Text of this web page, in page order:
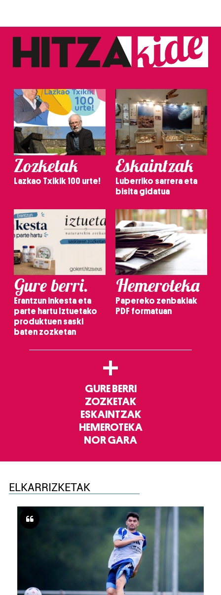
Zozketak
Lazkao Txikik 100 urte!
Eskaintzak
Luberriko sarrera eta
bisita gidatua
Gure berri.
Erantzun inkesta eta
parte hartu Iztuetako
produktuen saski
baten zozketan
Hemeroteka
Papereko zenbakiak
PDF formatuan
+
GURE BERRI
ZOZKETAK
ESKAINTZAK
HEMEROTEKA
NOR GARA
ELKARRIZKETAK